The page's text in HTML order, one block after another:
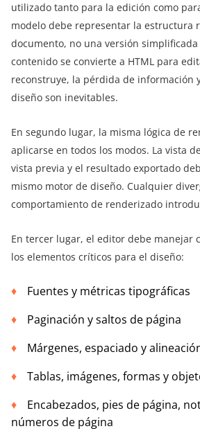
utilizado tanto para la edición como
modelo debe representar la estructura
documento, no una versión
contenido se convierte a HTML para
reconstruye, la pérdida de información
diseño son inevitables.
En segundo lugar, la misma lógica de
aplicarse en todos los modos. La vista
vista previa y el resultado exportado
mismo motor de diseño. Cualquier
comportamiento de renderizado
En tercer lugar, el editor debe manejar
los elementos críticos para el diseño:
Fuentes y métricas tipográficas
Paginación y saltos de página
Márgenes, espaciado y
Tablas, imágenes, formas y
Encabezados, pies de página,
números de página